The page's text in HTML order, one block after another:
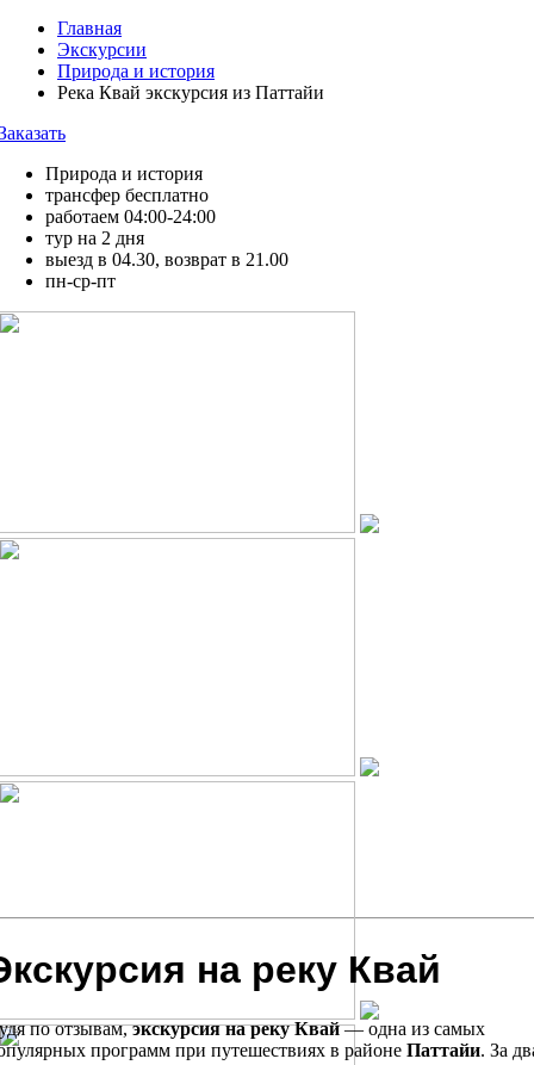
Главная
Экскурсии
Природа и история
Река Квай экскурсия из Паттайи
Природа и история
трансфер бесплатно
работаем 04:00-24:00
тур на 2 дня
выезд в 04.30, возврат в 21.00
пн-ср-пт
на реку Квай
по отзывам,экскурсия на реку Квай— одна из самых
программ при путешествиях в районе Паттайи. За